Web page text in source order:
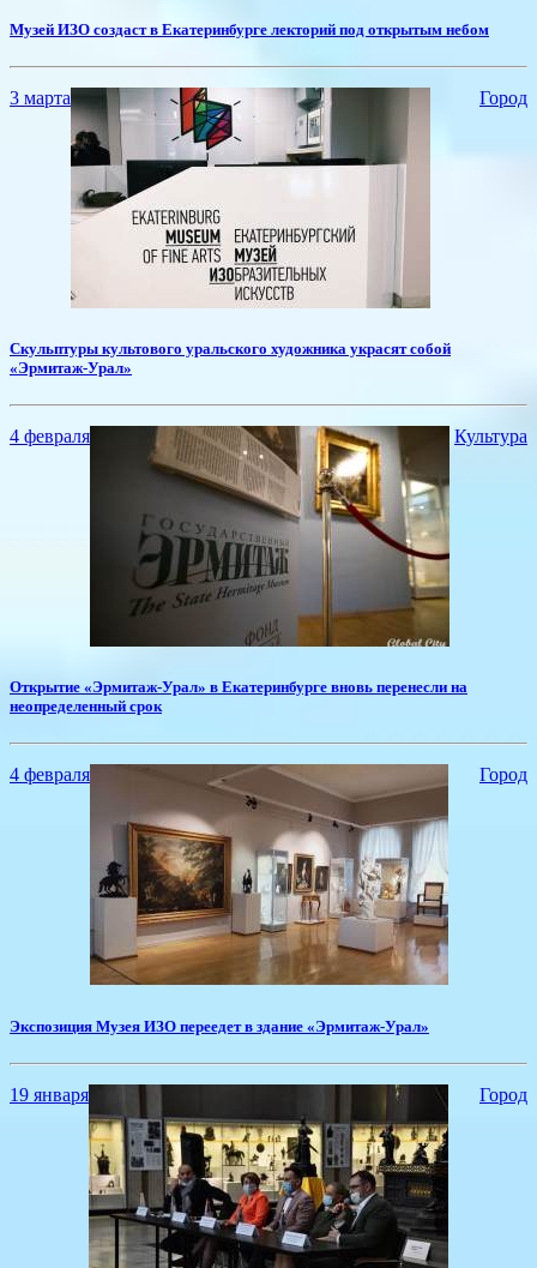
Музей ИЗО создаст в Екатеринбурге лекторий под открытым небом
3 марта Город
Скульптуры культового уральского художника украсят собой
«Эрмитаж-Урал»
4 февраля Культура
Открытие «Эрмитаж-Урал» в Екатеринбурге вновь перенесли на
неопределенный срок
4 февраля Город
​Экспозиция Музея ИЗО переедет в здание «Эрмитаж-Урал»
19 января Город